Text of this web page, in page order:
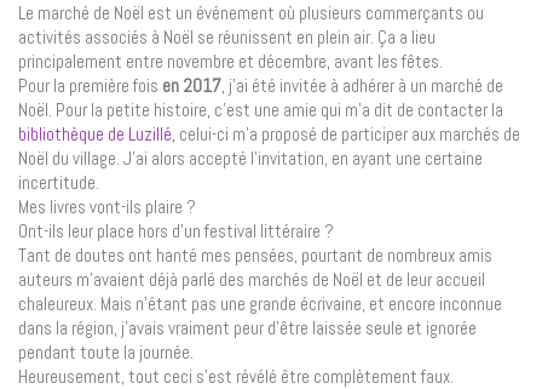
Le marché de Noël est un événement où plusieurs commerçants ou
activités associés à Noël se réunissent en plein air. Ça a lieu
principalement entre novembre et décembre, avant les fêtes.
Pour la première fois en 2017, j’ai été invitée à adhérer à un marché de
Noël. Pour la petite histoire, c’est une amie qui m’a dit de contacter la
bibliothèque de Luzillé, celui-ci m’a proposé de participer aux marchés de
Noël du village. J’ai alors accepté l’invitation, en ayant une certaine
incertitude.
Mes livres vont-ils plaire ?
Ont-ils leur place hors d’un festival littéraire ?
Tant de doutes ont hanté mes pensées, pourtant de nombreux amis
auteurs m’avaient déjà parlé des marchés de Noël et de leur accueil
chaleureux. Mais n’étant pas une grande écrivaine, et encore inconnue
dans la région, j’avais vraiment peur d’être laissée seule et ignorée
pendant toute la journée.
Heureusement, tout ceci s’est révélé être complètement faux.